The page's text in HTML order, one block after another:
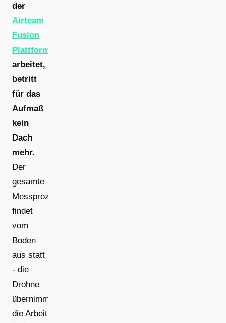
der
Airteam
Fusion
Plattform
arbeitet,
betritt
für das
Aufmaß
kein
Dach
mehr.
Der
gesamte
Messprozess
findet
vom
Boden
aus statt
- die
Drohne
übernimmt
die Arbeit